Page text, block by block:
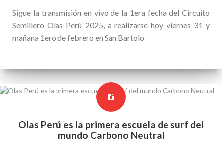
Sigue la transmisión en vivo de la 1era fecha del Circuito
Semillero Olas Perú 2025, a realizarse hoy viernes 31 y
mañana 1ero de febrero en San Bartolo
Olas Perú es la primera escuela de surf del
mundo Carbono Neutral